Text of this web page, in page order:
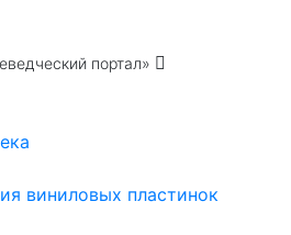
портал»
виниловых пластинок